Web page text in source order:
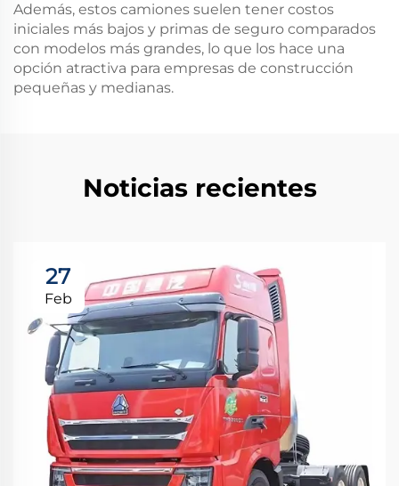
Además, estos camiones suelen tener costos
iniciales más bajos y primas de seguro comparados
con modelos más grandes, lo que los hace una
opción atractiva para empresas de construcción
pequeñas y medianas.
Noticias recientes
27
Feb